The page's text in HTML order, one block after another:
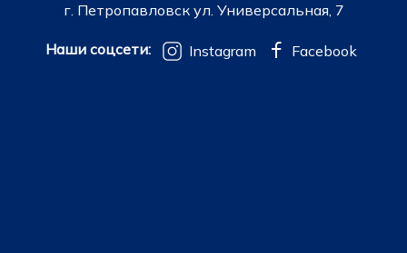
г. Петропавловск ул. Универсальная, 7
Наши соцсети: Instagram Facebook